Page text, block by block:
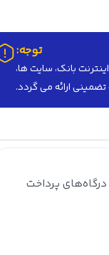
توجه:
بانک، سایت ها،
ارائه می گردد.
پرداخت